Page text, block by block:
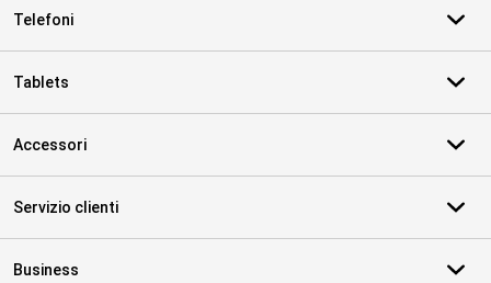
Telefoni
Tablets
Accessori
Servizio clienti
Business